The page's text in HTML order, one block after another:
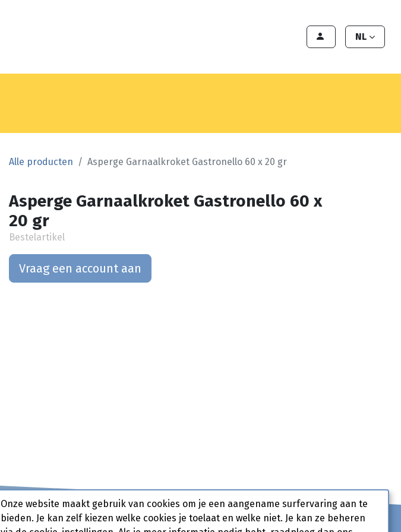
NL
Alle producten Asperge Garnaalkroket Gastronello 60 x 20 gr
Asperge Garnaalkroket Gastronello 60 x
20 gr
Bestelartikel
Vraag een account aan
Onze website maakt gebruik van cookies om je een aangename surfervaring aan te
bieden. Je kan zelf kiezen welke cookies je toelaat en welke niet. Je kan ze beheren